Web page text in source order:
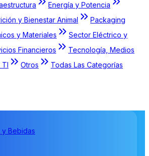
Energía y Potencia
y Bienestar Animal
Packaging
y Materiales
Sector Eléctrico y
Financieros
Tecnología, Medios
TI
Otros
Todas Las Categorías
y Bebidas